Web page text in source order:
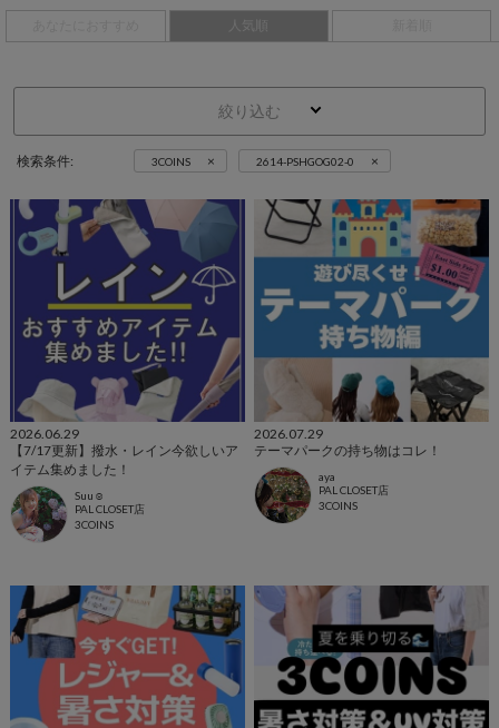
人気順
絞り込む
検索条件: 3COINS × 2614-PSHGOG02-0 ×
2026.06.29
【7/17更新】撥水・レイン今欲しいア
イテム集めました！
Suu☺︎
PAL CLOSET店
3COINS
2026.07.29
テーマパークの持ち物はコレ！
aya
PAL CLOSET店
3COINS